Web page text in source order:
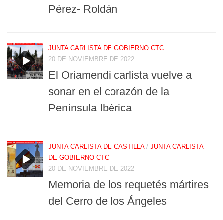
Pérez- Roldán
JUNTA CARLISTA DE GOBIERNO CTC
20 DE NOVIEMBRE DE 2022
El Oriamendi carlista vuelve a
sonar en el corazón de la
Península Ibérica
JUNTA CARLISTA DE CASTILLA/ JUNTA CARLISTA
DE GOBIERNO CTC
20 DE NOVIEMBRE DE 2022
Memoria de los requetés mártires
del Cerro de los Ángeles